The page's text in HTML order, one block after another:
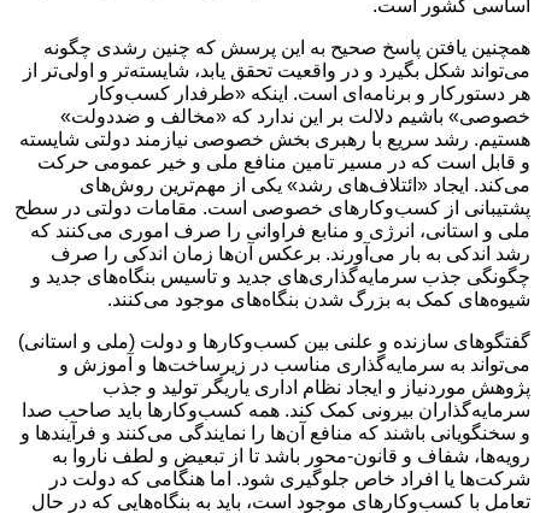
اساسی کشور است.
همچنین یافتن پاسخ صحیح به این پرسش که چنین رشدی چگونه
می‌تواند شکل بگیرد و در واقعیت تحقق یابد، شایسته‌تر و اولی‌تر از
هر دستورکار و برنامه‌ای است. اینکه «طرفدار کسب‌وکار
خصوصی» باشیم دلالت بر این ندارد که «مخالف و ضددولت»
هستیم. رشد سریع با رهبری بخش خصوصی نیازمند دولتی شایسته
و قابل است که در مسیر تامین منافع ملی و خیر عمومی حرکت
می‌کند. ایجاد «ائتلاف‌های رشد» یکی از مهم‌ترین روش‌های
پشتیبانی از کسب‌وکار‌های خصوصی است. مقامات دولتی در سطح
ملی و استانی، انرژی و منابع فراوانی را صرف اموری می‌کنند که
رشد اندکی به بار می‌آورند. برعکس آن‌ها زمان اندکی را صرف
چگونگی جذب سرمایه‌گذاری‌های جدید و تاسیس بنگاه‌های جدید و
شیوه‌های کمک به بزرگ شدن بنگاه‌های موجود می‌کنند.
گفتگو‌های سازنده و علنی بین کسب‌وکار‌ها و دولت (ملی و استانی)
می‌تواند به سرمایه‌گذاری مناسب در زیرساخت‌ها و آموزش و
پژوهش موردنیاز و ایجاد نظام اداری یاریگر تولید و جذب
سرمایه‌گذاران بیرونی کمک کند. همه کسب‌وکار‌ها باید صاحب صدا
و سخنگویانی باشند که منافع آن‌ها را نمایندگی می‌کنند و فرآیند‌ها و
رویه‌ها، شفاف و قانون-محور باشد تا از تبعیض و لطف ناروا به
شرکت‌ها یا افراد خاص جلوگیری شود. اما هنگامی که دولت در
تعامل با کسب‌وکار‌های موجود است، باید به بنگاه‌هایی که در حال